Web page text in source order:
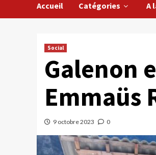
Accueil Catégories A
Social
Galenon
Emmaüs
9 octobre 2023 0